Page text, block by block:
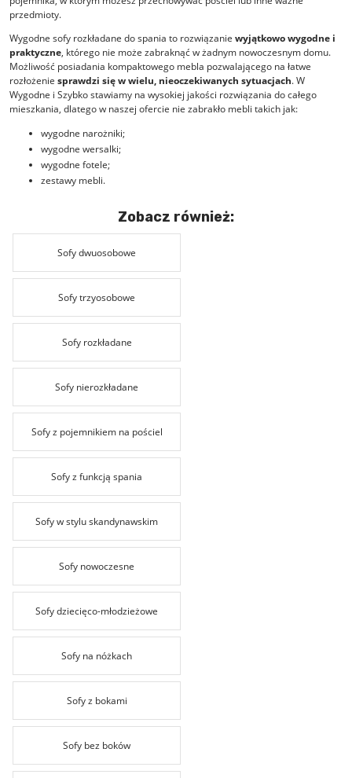
przedmioty.
Wygodne sofy rozkładane do spania to rozwiązanie wyjątkowo wygodne i
praktyczne, którego nie może zabraknąć w żadnym nowoczesnym domu.
Możliwość posiadania kompaktowego mebla pozwalającego na łatwe
rozłożenie sprawdzi się w wielu, nieoczekiwanych sytuacjach. W
Wygodne i Szybko stawiamy na wysokiej jakości rozwiązania do całego
mieszkania, dlatego w naszej ofercie nie zabrakło mebli takich jak:
wygodne narożniki;
wygodne wersalki;
wygodne fotele;
zestawy mebli.
Zobacz również:
Sofy dwuosobowe
Sofy trzyosobowe
Sofy rozkładane
Sofy nierozkładane
Sofy z pojemnikiem na pościel
Sofy z funkcją spania
Sofy w stylu skandynawskim
Sofy nowoczesne
Sofy dziecięco-młodzieżowe
Sofy na nóżkach
Sofy z bokami
Sofy bez boków